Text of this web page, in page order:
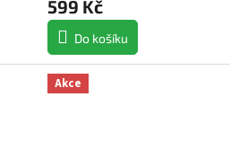
599 Kč
Do košíku
Akce